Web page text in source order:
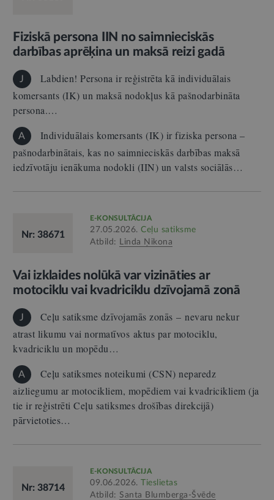
Fiziskā persona IIN no saimnieciskās
darbības aprēķina un maksā reizi gadā
J
Labdien! Persona ir reģistrēta kā individuālais
komersants (IK) un maksā nodokļus kā pašnodarbināta
persona.…
A
Individuālais komersants (IK) ir fiziska persona –
pašnodarbinātais, kas no saimnieciskās darbības maksā
iedzīvotāju ienākuma nodokli (IIN) un valsts sociālās…
Nr: 38671
E-KONSULTĀCIJA
27.05.2026. Ceļu satiksme
Atbild: Linda Ņikona
Vai izklaides nolūkā var vizināties ar
motociklu vai kvadriciklu dzīvojamā zonā
J
Ceļu satiksme dzīvojamās zonās – nevaru nekur
atrast likumu vai normatīvos aktus par motociklu,
kvadriciklu un mopēdu…
A
Ceļu satiksmes noteikumi (CSN) neparedz
aizliegumu ar motocikliem, mopēdiem vai kvadricikliem (ja
tie ir reģistrēti Ceļu satiksmes drošības direkcijā)
pārvietoties…
Nr: 38714
E-KONSULTĀCIJA
09.06.2026.
Tieslietas
Atbild: Santa Blumberga-Švēde